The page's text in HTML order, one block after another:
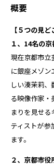
概要
【５つの見ど
１、14名の
現在京都市立
に銀座メゾ
しい湊茉莉
る映像作家・
まりを見せ
ティストが参
ます。
２、京都市